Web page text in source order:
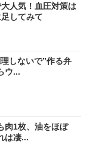
人気！血圧対策は
してみて
しないで”作る弁
ウ...
肉1枚、油をほぼ
は凄...